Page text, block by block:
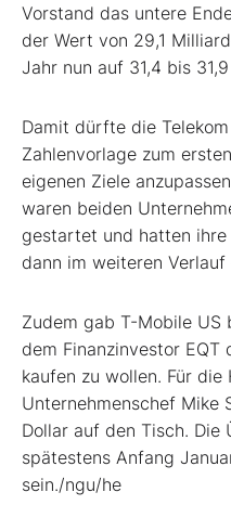
Vorstand das untere
der Wert von 29,1
Jahr nun auf 31,4 bis
Damit dürfte die
Zahlenvorlage zum
eigenen Ziele
waren beiden
gestartet und hatten ihre
dann im weiteren Verlauf
Zudem gab T-Mobile US
dem Finanzinvestor EQT
kaufen zu wollen. Für
Unternehmenschef Mike
Dollar auf den Tisch. Die
spätestens Anfang
sein./ngu/he